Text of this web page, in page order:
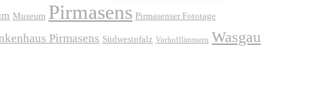
Museum Pirmasens Pirmasenser Fototage
Pirmasens Südwestpfalz Vorhofflimmern Wasgau